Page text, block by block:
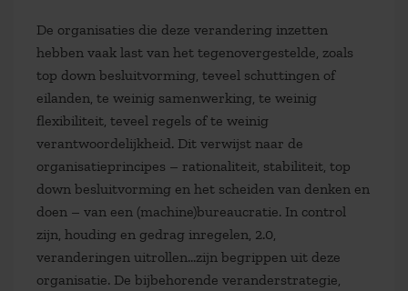
De organisaties die deze verandering inzetten
hebben vaak last van het tegenovergestelde, zoals
top down besluitvorming, teveel schuttingen of
eilanden, te weinig samenwerking, te weinig
flexibiliteit, teveel regels of te weinig
verantwoordelijkheid. Dit verwijst naar de
organisatieprincipes – rationaliteit, stabiliteit, top
down besluitvorming en het scheiden van denken en
doen – van een (machine)bureaucratie. In control
zijn, houding en gedrag inregelen, 2.0,
veranderingen uitrollen…zijn begrippen uit deze
organisatie. De bijbehorende veranderstrategie,